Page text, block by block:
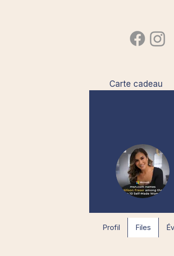
Carte cadeau
Profil Files